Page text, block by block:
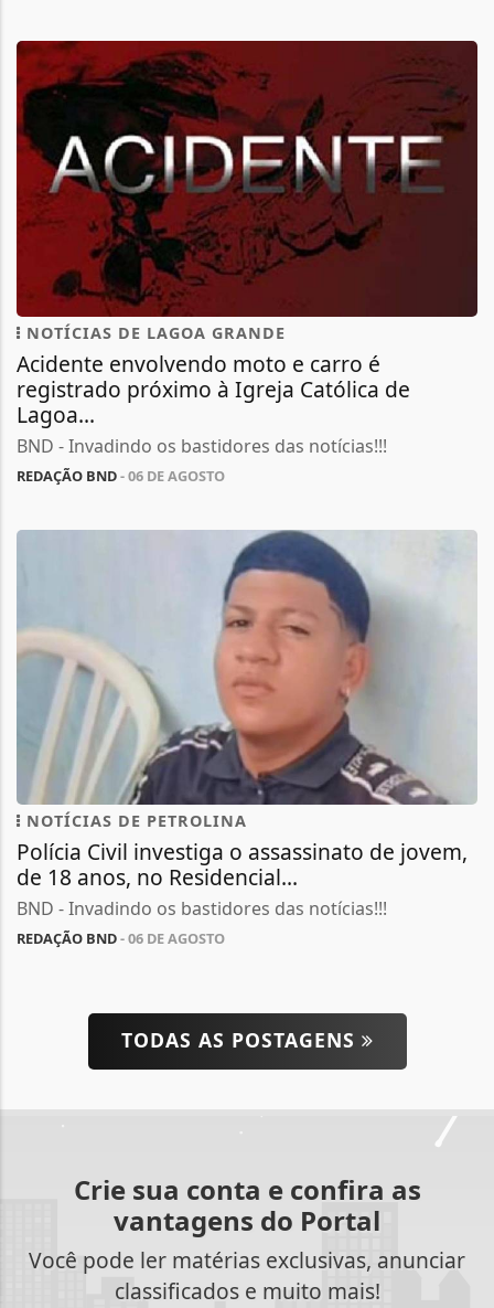
NOTÍCIAS DE LAGOA GRANDE
Acidente envolvendo moto e carro é
registrado próximo à Igreja Católica de
Lagoa...
BND - Invadindo os bastidores das notícias!!!
REDAÇÃO BND- 06 DE AGOSTO
NOTÍCIAS DE PETROLINA
Polícia Civil investiga o assassinato de jovem,
de 18 anos, no Residencial...
BND - Invadindo os bastidores das notícias!!!
REDAÇÃO BND- 06 DE AGOSTO
TODAS AS POSTAGENS
Crie sua conta e confira as
vantagens do Portal
Você pode ler matérias exclusivas, anunciar
classificados e muito mais!